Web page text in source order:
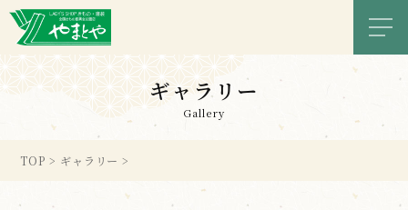
メ
ギャラリー
Gallery
TOP > ギャラリー >